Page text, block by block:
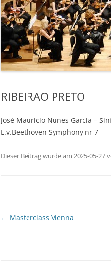
ITALIANO CV
ESPANOL CV
RIBEIRAO PRETO
José Mauricio Nunes Garcia –
L.v.Beethoven Symphony nr 7
Dieser Beitrag wurde am 2025-05-27
Beitragsnavigation
← Masterclass Vienna